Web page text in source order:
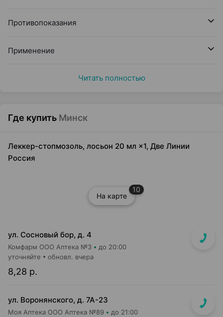
Противопоказания
Применение
Читать полностью
Где купить Минск
Леккер-стопмозоль, лосьон 20 мл ×1, Две Линии
Россия
На карте
10
ул. Сосновый бор, д. 4
Комфарм ООО Аптека №3 до 20:00
8,28 р.
уточняйте обновл. вчера
ул. Воронянского, д. 7А-23
Моя Аптека ООО Аптека №89 до 21:00